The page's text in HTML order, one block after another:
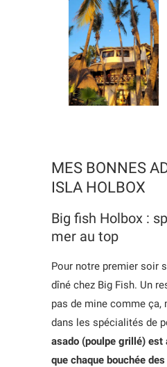
MES BONNES
ISLA HOLBOX
Big fish Holbox :
mer au top
Pour notre premier soir
dîné chez Big Fish. Un
pas de mine comme ça,
dans les spécialités de
asado (poulpe grillé) est
que chaque bouchée